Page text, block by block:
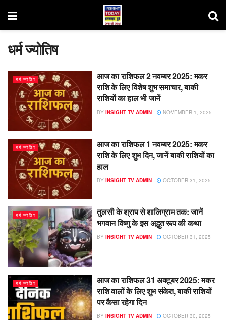
धर्म ज्योतिष
धर्म ज्योतिष
आज का राशिफल 2 नवम्बर 2025: मकर
राशि के लिए विशेष शुभ समाचार, बाकी
राशियों का हाल भी जानें
BY INSIGHT TV ADMIN NOVEMBER 1, 2025
धर्म ज्योतिष
आज का राशिफल 1 नवम्बर 2025: मकर
राशि के लिए शुभ दिन, जानें बाकी राशियों का
हाल
BY INSIGHT TV ADMIN OCTOBER 31, 2025
धर्म ज्योतिष
तुलसी के श्राप से शालिग्राम तक: जानें
भगवान विष्णु के इस अद्भुत रूप की कथा
BY INSIGHT TV ADMIN OCTOBER 31, 2025
धर्म ज्योतिष
आज का राशिफल 31 अक्टूबर 2025: मकर
राशि वालों के लिए शुभ संकेत, बाकी राशियों
पर कैसा रहेगा दिन
BY INSIGHT TV ADMIN OCTOBER 30, 2025